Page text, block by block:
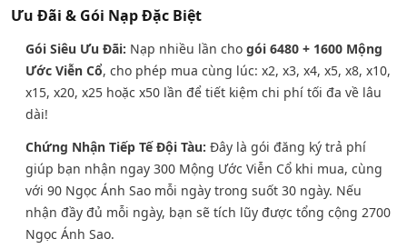
Ưu Đãi & Gói Nạp Đặc Biệt
Gói Siêu Ưu Đãi: Nạp nhiều lần cho gói 6480 + 1600 Mộng
Ước Viễn Cổ, cho phép mua cùng lúc: x2, x3, x4, x5, x8, x10,
x15, x20, x25 hoặc x50 lần để tiết kiệm chi phí tối đa về lâu
dài!
Chứng Nhận Tiếp Tế Đội Tàu: Đây là gói đăng ký trả phí
giúp bạn nhận ngay 300 Mộng Ước Viễn Cổ khi mua, cùng
với 90 Ngọc Ánh Sao mỗi ngày trong suốt 30 ngày. Nếu
nhận đầy đủ mỗi ngày, bạn sẽ tích lũy được tổng cộng 2700
Ngọc Ánh Sao.